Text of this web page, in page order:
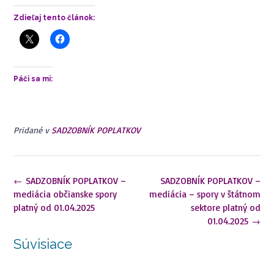
Zdieľaj tento článok:
Páči sa mi:
Pridané v SADZOBNÍK POPLATKOV
Navigácia
v
článkoch
SADZOBNÍK POPLATKOV –
mediácia – spory v štátnom
sektore platný od
01.04.2025 →
← SADZOBNÍK POPLATKOV –
mediácia občianske spory
platný od 01.04.2025
Súvisiace